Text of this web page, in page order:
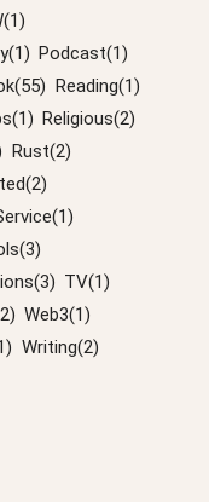
Podcast(1)
Reading(1)
Religious(2)
Rust(2)
TV(1)
Web3(1)
Writing(2)